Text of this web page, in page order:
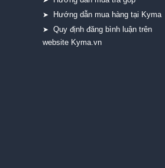
➤ Hướng dẫn mua hàng tại Kyma
➤
Quy định đăng bình luận trên
website Kyma.vn